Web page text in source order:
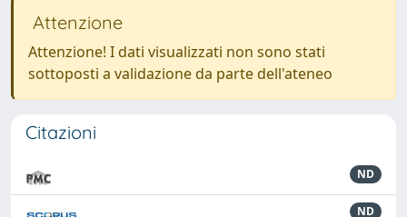
Attenzione
Attenzione! I dati visualizzati non sono stati
sottoposti a validazione da parte dell'ateneo
Citazioni
ND
ND